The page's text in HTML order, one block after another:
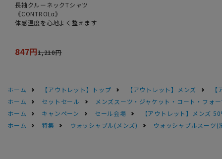
長袖クルーネックTシャツ
《CONTROLα》
体感温度を心地よく整えます
847円1,210円
ホーム 【アウトレット】トップ 【アウトレット】メンズ
ホーム
セットセール
メンズスーツ・ジャケット・コート・フォ
ホーム
キャンペーン セール会場
【アウトレット】メンズ
ホーム
特集 ウォッシャブル(メンズ) ウォッシャブルスーツ(